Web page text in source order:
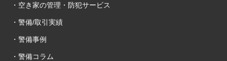
・空き家の管理・防犯サービス
・警備/取引実績
・警備事例
・警備コラム